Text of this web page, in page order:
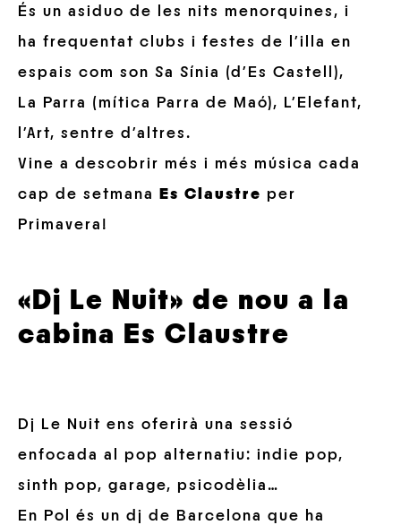
És un asiduo de les nits menorquines, i
ha frequentat clubs i festes de l’illa en
espais com son Sa Sínia (d’Es Castell),
La Parra (mítica Parra de Maó), L’Elefant,
l’Art, sentre d’altres.
Vine a descobrir més i més música cada
cap de setmana
Es Claustre per
Primavera!
«Dj Le Nuit» de nou a la
cabina Es Claustre
Dj Le Nuit ens oferirà una sessió
enfocada al pop alternatiu: indie pop,
sinth pop, garage, psicodèlia…
En Pol és un dj de Barcelona que ha